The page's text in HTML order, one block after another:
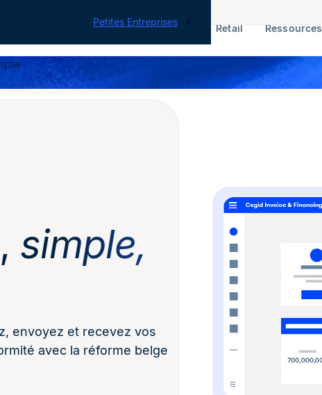
Petites Entreprises
ERP Finance Retail Ressources
simple,
envoyez et recevez vos
avec la réforme belge